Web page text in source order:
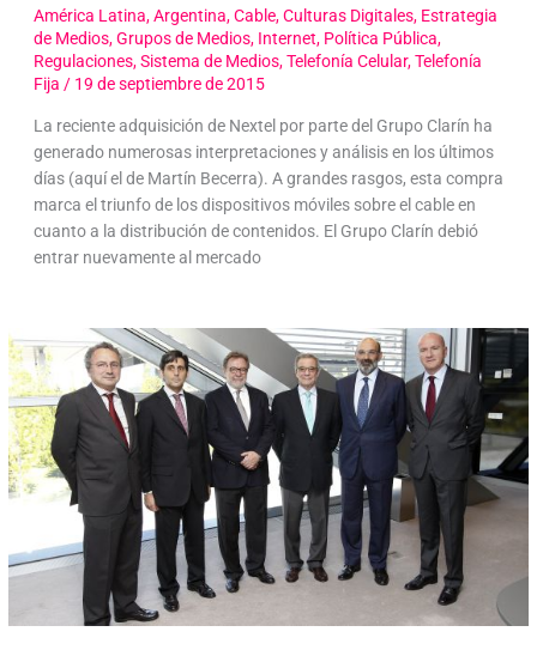
América Latina,Argentina,Cable,Culturas Digitales, Estrategia
de Medios,Grupos de Medios, Internet, Política Pública,
Regulaciones,Sistema de Medios,Telefonía Celular,Telefonía
Fija / 19 de septiembre de 2015
La reciente adquisición de Nextel por parte del Grupo Clarín ha
generado numerosas interpretaciones y análisis en los últimos
días (aquí el de Martín Becerra). A grandes rasgos, esta compra
marca el triunfo de los dispositivos móviles sobre el cable en
cuanto a la distribución de contenidos. El Grupo Clarín debió
entrar nuevamente al mercado